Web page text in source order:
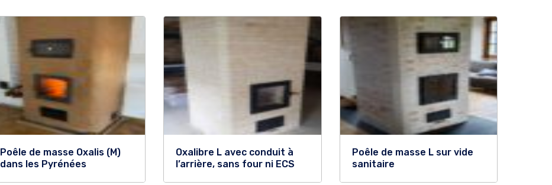
Poêle de masse Oxalis (M)
dans les Pyrénées
Oxalibre L avec conduit à
l’arrière, sans four ni ECS
Poêle de masse L sur vide
sanitaire